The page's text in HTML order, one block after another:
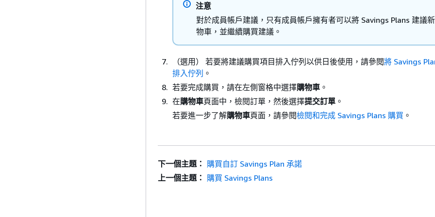
注意
對於成員帳戶建議，只有成員帳戶擁有者可以將 Savings Plans 建議
物車，並繼續購買建議。
（選用） 若要將建議購買項目排入佇列以供日後使用，請參閱將 Savings
排入佇列 。
若要完成購買，請在左側窗格中選擇購物車 。
在購物車頁面中，檢閱訂單，然後選擇提交訂單 。
若要進一步了解購物車頁面，請參閱檢閱和完成 Savings Plans 購買 。
下一個主題： 購買自訂 Savings Plan 承諾
上一個主題： 購買 Savings Plans